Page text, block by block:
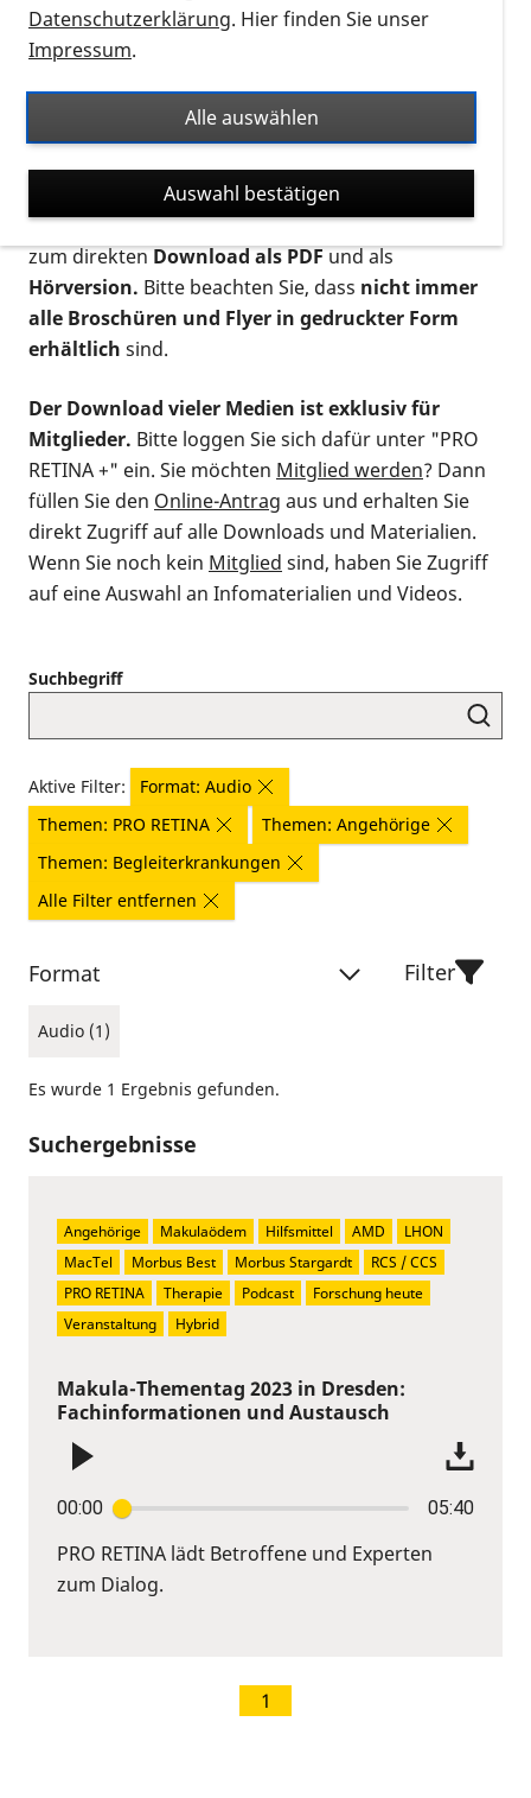
Auf dieser Seite finden Sie sämtliches Infomaterial
Ort. Nutzen Sie den Formatfilter, um ausschließlich
nach Flyern und Broschüren, Audios oder Videos zu
suchen. Die meisten Flyer und Broschüren werden in
verschiedenen Formaten angeboten: zur
postalischen Bestellung als gedruckte Variante
zum direktenDownload als PDFund als
Hörversion. Bitte beachten Sie, dass nicht immer
alle Broschüren und Flyer in gedruckter Form
erhältlich sind.
Der Download vieler Medien ist exklusiv für
Mitglieder. Bitte loggen Sie sich dafür unter "PRO
RETINA +" ein. Sie möchten Mitglied werden? Dann
füllen Sie den Online-Antrag aus und erhalten Sie
direkt Zugriff auf alle Downloads und Materialien.
Wenn Sie noch kein Mitglied sind, haben Sie Zugriff
auf eine Auswahl an Infomaterialien und Videos.
Suchbegriff
Aktive Filter:
Format: Audio
Themen: PRO RETINA
Themen: Angehörige
Themen: Begleiterkrankungen
Alle Filter entfernen
Format
Audio (1)
Filter
Es wurde 1 Ergebnis gefunden.
Suchergebnisse
Makula-Thementag 2023 in Dresden:
Fachinformationen und Austausch
00:00 05:40
PRO RETINA lädt Betroffene und Experten
zum Dialog.
Angehörige Makulaödem Hilfsmittel AMD
LHON
MacTel
Morbus Best Morbus Stargardt
RCS / CCS
PRO RETINA
Therapie Podcast
Forschung heute
Veranstaltung
Hybrid
1
Datenschutzerklärung. Hier finden Sie unser
Impressum.
Alle auswählen
Auswahl bestätigen